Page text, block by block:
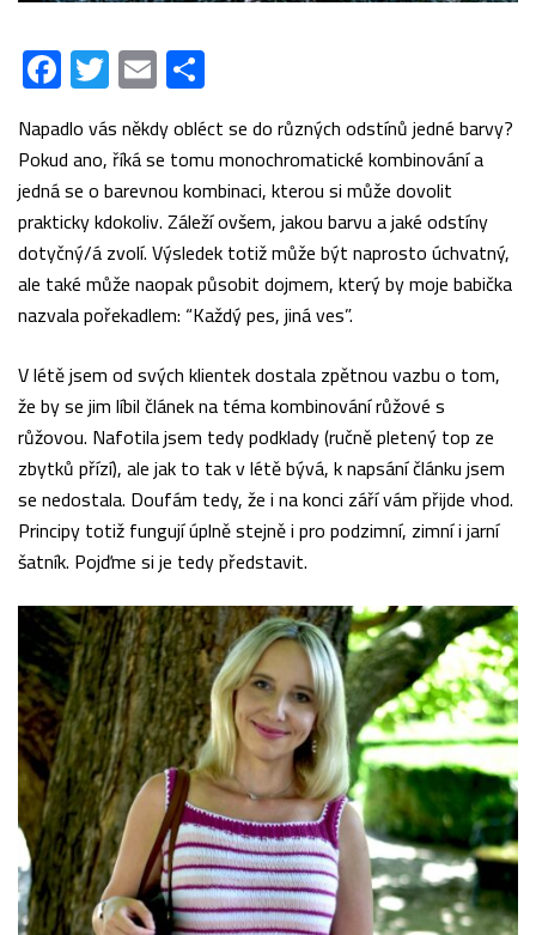
Facebook
Twitter
Email
Napadlo vás někdy obléct se do různých odstínů jedné barvy?
Pokud ano, říká se tomu monochromatické kombinování a
jedná se o barevnou kombinaci, kterou si může dovolit
prakticky kdokoliv. Záleží ovšem, jakou barvu a jaké odstíny
dotyčný/á zvolí. Výsledek totiž může být naprosto úchvatný,
ale také může naopak působit dojmem, který by moje babička
nazvala pořekadlem: “Každý pes, jiná ves”.
V létě jsem od svých klientek dostala zpětnou vazbu o tom,
že by se jim líbil článek na téma kombinování růžové s
růžovou. Nafotila jsem tedy podklady (ručně pletený top ze
zbytků přízí), ale jak to tak v létě bývá, k napsání článku jsem
se nedostala. Doufám tedy, že i na konci září vám přijde vhod.
Principy totiž fungují úplně stejně i pro podzimní, zimní i jarní
šatník. Pojďme si je tedy představit.